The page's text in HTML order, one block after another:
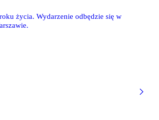
życia. Wydarzenie odbędzie się w